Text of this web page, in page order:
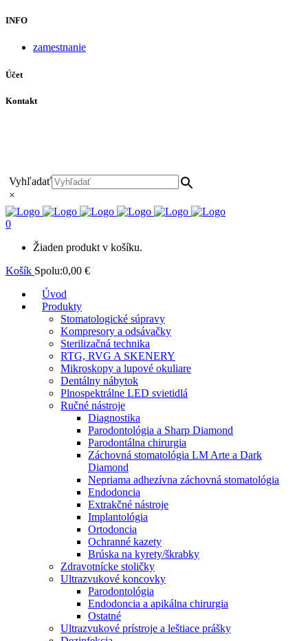
INFO
zamestnanie
Účet
Kontakt
Vyhľadať
×
0
Žiaden produkt v košíku.
Košík Spolu:0,00 €
Úvod
Produkty
Stomatologické súpravy
Kompresory a odsávačky
Sterilizačná technika
RTG, RVG A SKENERY
Mikroskopy a lupové okuliare
Dentálny nábytok
Plnospektrálne LED svietidlá
Ručné nástroje
Diagnostika
Parodontológia a Sharp Diamond
Parodontálna chirurgia
Záchovná stomatológia LM Arte a Dark
Diamond
Nepriama adhezívna záchovná stomatológia
Endodoncia
Extrakčné nástroje
Implantológia
Ortodoncia
Ochranné kazety
Brúska na kyrety/škrabky
Zdravotnícke stoličky
Ultrazvukové koncovky
Parodontológia
Endodoncia a apikálna chirurgia
Ostatné
Ultrazvukové prístroje a leštiace prášky